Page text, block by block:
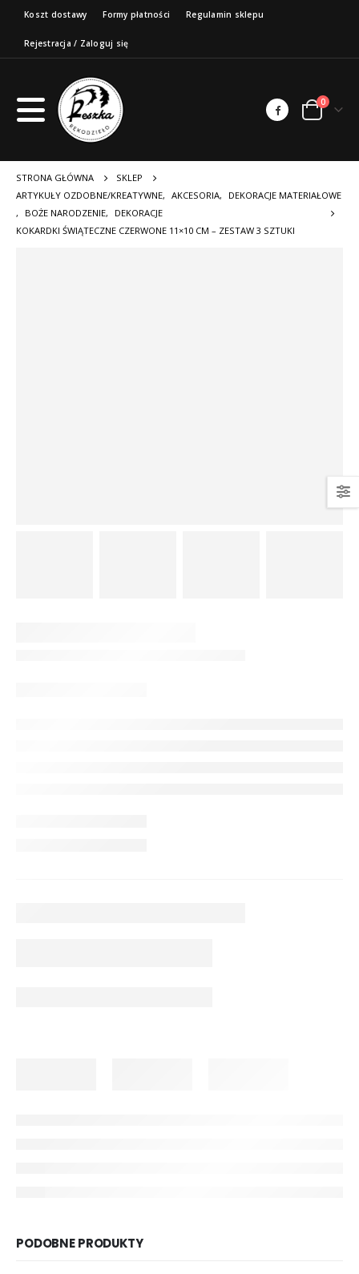
Koszt dostawy Formy płatności Regulamin sklepu
Rejestracja / Zaloguj się
0
STRONA GŁÓWNA
SKLEP
ARTYKUŁY OZDOBNE/KREATYWNE, AKCESORIA,
DEKORACJE MATERIAŁOWE
,
BOŻE NARODZENIE,
DEKORACJE
KOKARDKI ŚWIĄTECZNE CZERWONE 11×10 CM – ZESTAW 3 SZTUKI
PODOBNE PRODUKTY